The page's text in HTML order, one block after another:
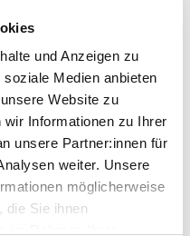
und Anzeigen zu
Medien anbieten
Website zu
Informationen zu Ihrer
unsere Partner:innen für
weiter. Unsere
möglicherweise
die Sie ihnen
Empowerment können
Dr. med. Julia Graf
hoffen, dass dieses
das Bewusstsein für
von der Frauenklinik
uns brauchen oder